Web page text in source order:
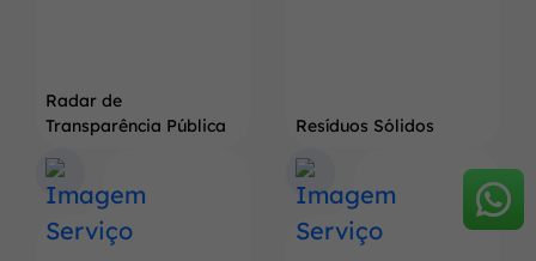
Radar de
Transparência Pública
Resíduos Sólidos